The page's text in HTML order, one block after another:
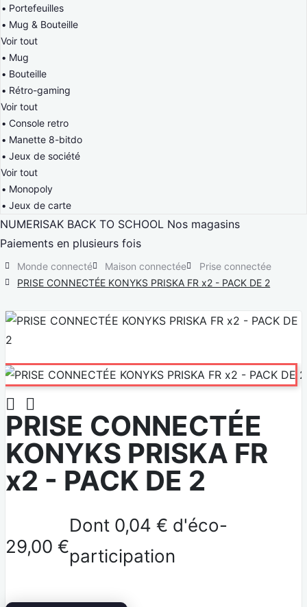
Portefeuilles
Mug & Bouteille
Voir tout
Mug
Bouteille
Rétro-gaming
Voir tout
Console retro
Manette 8-bitdo
Jeux de société
Voir tout
Monopoly
Jeux de carte
NUMERISAK BACK TO SCHOOL Nos magasins
Paiements en plusieurs fois
Monde connecté Maison connectée
Prise connectée
PRISE CONNECTÉE KONYKS PRISKA FR x2 - PACK DE 2
 
PRISE CONNECTÉE
KONYKS PRISKA FR
x2 - PACK DE 2
29,00 €
Dont 0,04 € d'éco-
participation